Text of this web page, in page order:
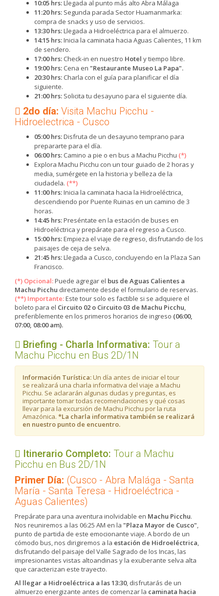
10:05 hrs:Llegada al punto más alto Abra Málaga
11:20 hrs: Segunda parada Sector Huamanmarka:
compra de snacks y uso de servicios.
13:30 hrs:Llegada a Hidroeléctrica para el almuerzo.
14:15 hrs:Inicia la caminata hacia Aguas Calientes, 11 km
de sendero.
17:00 hrs: Check-in en nuestro Hotel y tiempo libre.
19:00 hrs: Cena en "Restaurante Museo La Papa".
20:30 hrs: Charla con el guía para planificar el día
siguiente.
21:00 hrs: Solicita tu desayuno para el siguiente día.
2do día: Visita Machu Picchu -
Hidroelectrica - Cusco
05:00 hrs:Disfruta de un desayuno temprano para
prepararte para el día.
06:00 hrs: Camino a pie o en bus a Machu Picchu (*)
Explora Machu Picchu con un tour guiado de 2 horas y
media, sumérgete en la historia y belleza de la
ciudadela. (**)
11:00 hrs:Inicia la caminata hacia la Hidroeléctrica,
descendiendo por Puente Ruinas en un camino de 3
horas.
14:45 hrs:Preséntate en la estación de buses en
Hidroeléctrica y prepárate para el regreso a Cusco.
15:00 hrs:Empieza el viaje de regreso, disfrutando de los
paisajes de ceja de selva.
21:45 hrs:Llegada a Cusco, concluyendo en la Plaza San
Francisco.
(*) Opcional:Puede agregar el bus de Aguas Calientes a
Machu Picchu directamente desde el formulario de reservas.
(**) Importante:Este tour solo es factible si se adquiere el
boleto para el Circuito 02 o Circuito 03 de Machu Picchu
preferiblemente en los primeros horarios de ingreso (06:00,
07:00, 08:00 am).
Briefing - Charla Informativa: ​Tour a
Machu Picchu en Bus 2D/1N
Información Turística:Un día antes de iniciar el tour
se realizará una charla informativa del viaje a Machu
Picchu. Se aclararán algunas dudas y preguntas, es
importante tomar todas recomendaciones y qué cosas
llevar para la excursión de Machu Picchu por la ruta
Amazónica. *La charla informativa también se realizará
en nuestro punto de encuentro.
Itinerario Completo: ​Tour a Machu
Picchu en Bus 2D/1N
Primer Día: (Cusco - Abra Malága - Santa
María - Santa Teresa - Hidroeléctrica -
Aguas Calientes)
Prepárate para una aventura inolvidable en Machu Picchu.
Nos reuniremos a las 06:25 AM en la "Plaza Mayor de Cusco"
punto de partida de este emocionante viaje. A bordo de un
cómodo bus, nos dirigiremos a la estación de Hidroeléctrica
disfrutando del paisaje del Valle Sagrado de los Incas, las
impresionantes vistas altoandinas y la exuberante selva alta
que caracterizan este trayecto.
Al llegar a Hidroeléctrica a las 13:30, disfrutarás de un
almuerzo energizante antes de comenzar la caminata hacia